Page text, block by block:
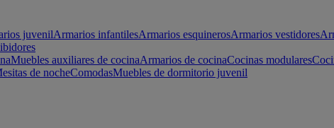
juvenilArmarios infantilesArmarios esquinerosArmarios vestidores
Muebles auxiliares de cocinaArmarios de cocinaCocinas modulares
de nocheComodasMuebles de dormitorio juvenil